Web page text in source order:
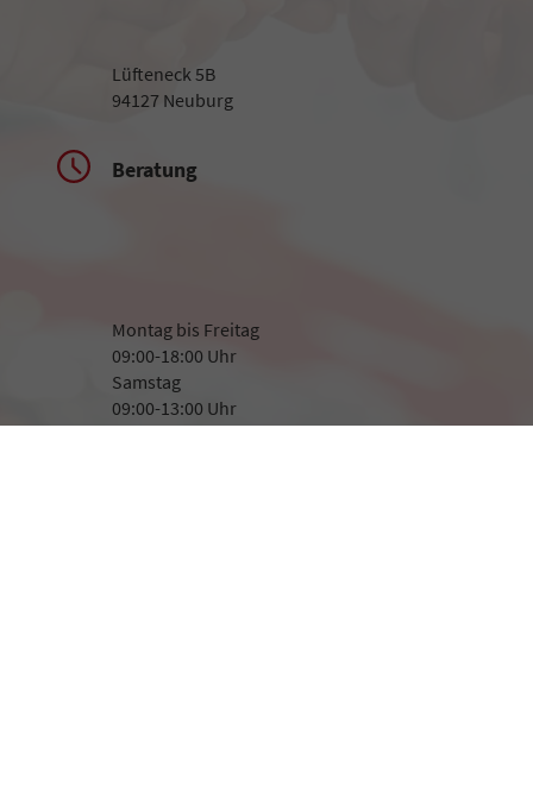
Lüfteneck 5B
94127 Neuburg
Beratung
Montag bis Freitag
09:00-18:00 Uhr
Samstag
09:00-13:00 Uhr